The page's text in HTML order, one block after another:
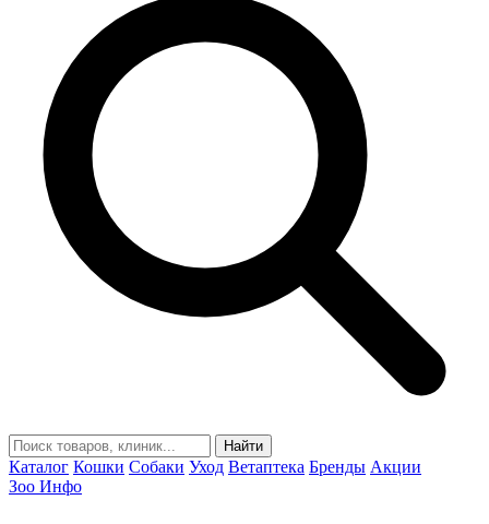
Найти
Каталог Кошки Собаки Уход Ветаптека Бренды Акции
Зоо Инфо